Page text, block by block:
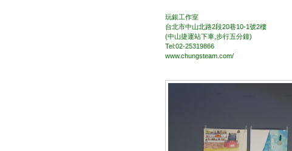
玩銀工作室
台北市中山北路2段20巷10-1號2樓
(中山捷運站下車,步行五分鐘)
Tel:02-25319866
www.chungsteam.com/